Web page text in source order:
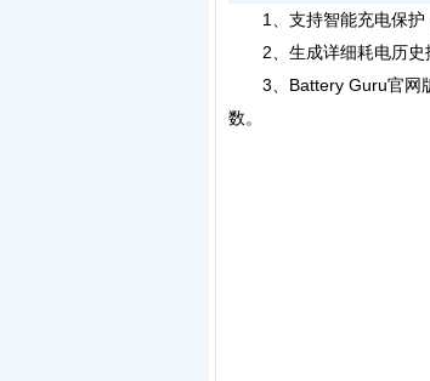
1、支持智能充电保护，
2、生成详细耗电历史报
3、Battery Guru官网版
数。